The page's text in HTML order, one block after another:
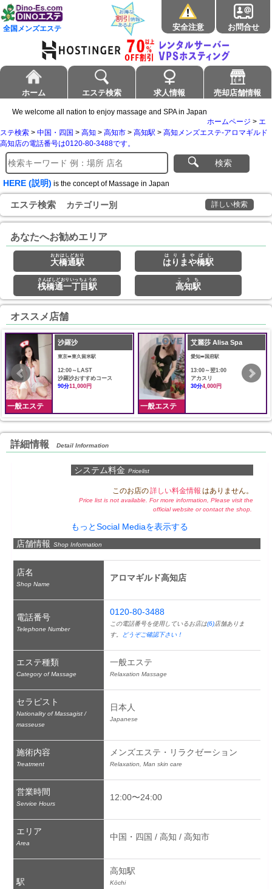
全国メンズエステ 安全注意 お問合せ
ホーム エステ検索 求人情報 売却店舗情報
We welcome all nation to enjoy massage and SPA in Japan
ホームページ > エ
ステ検索 > 中国・四国 > 高知 > 高知市 > 高知駅 > 高知メンズエステ-アロマギルド
高知店の電話番号は0120-80-3488です。
検索
HERE (説明) is the concept of Massage in Japan
エステ検索 カテゴリー別 詳しい検索
あなたへお勧めエリア
大橋通駅
おおはしどおり
はりまや橋駅
はりまやばし
桟橋通一丁目駅
さんばしどおりいっちょうめ
高知駅
こうち
オススメ店舗
一般エステ
沙羅沙
東京➠東久留米駅
12:00～LAST
沙羅沙おすすめコース
90分11,000円
一般エステ
艾麗莎 Alisa Spa
愛知➠国府駅
13:00～翌1:00
アカスリ
30分4,000円
詳細情報 Detail Information
システム料金 Pricelist
このお店の詳しい料金情報 はありません。
Price list is not available. For more information, Please visit the
official website or contact the shop.
もっとSocial Mediaを表示する
店舗情報 Shop Information
店名
Shop Name
アロマギルド高知店
電話番号
Telephone Number
0120-80-3488
この電話番号を使用しているお店は(6)店舗ありま
す。
どうぞご確認下さい！
エステ種類
Category of Massage
一般エステ
Relaxation Massage
セラピスト
Nationality of Massagist /
masseuse
日本人
Japanese
施術内容
Treatment
メンズエステ・リラクゼーション
Relaxation, Man skin care
営業時間
Service Hours
12:00〜24:00
エリア
Area
中国・四国 / 高知 / 高知市
駅
高知駅
Kōchi